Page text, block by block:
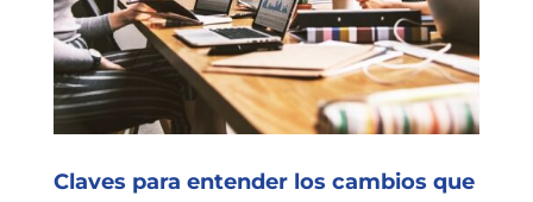
Claves para entender los cambios que